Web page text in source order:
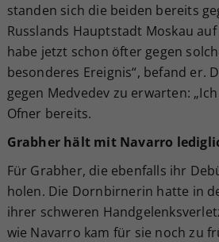
standen sich die beiden bereits
Russlands Hauptstadt Moskau
habe jetzt schon öfter gegen
besonderes Ereignis“, befand er.
gegen Medvedev zu erwarten:
Ofner bereits.
Grabher hält mit Navarro
Für Grabher, die ebenfalls ihr
holen. Die Dornbirnerin hatte in
ihrer schweren
wie Navarro kam für sie noch zu